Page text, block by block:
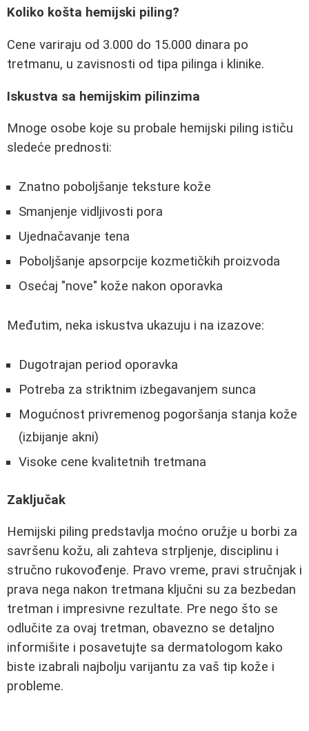
Koliko košta hemijski piling?
Cene variraju od 3.000 do 15.000 dinara po
tretmanu, u zavisnosti od tipa pilinga i klinike.
Iskustva sa hemijskim pilinzima
Mnoge osobe koje su probale hemijski piling ističu
sledeće prednosti:
Znatno poboljšanje teksture kože
Smanjenje vidljivosti pora
Ujednačavanje tena
Poboljšanje apsorpcije kozmetičkih proizvoda
Osećaj "nove" kože nakon oporavka
Međutim, neka iskustva ukazuju i na izazove:
Dugotrajan period oporavka
Potreba za striktnim izbegavanjem sunca
Mogućnost privremenog pogoršanja stanja kože
(izbijanje akni)
Visoke cene kvalitetnih tretmana
Zaključak
Hemijski piling predstavlja moćno oružje u borbi za
savršenu kožu, ali zahteva strpljenje, disciplinu i
stručno rukovođenje. Pravo vreme, pravi stručnjak i
prava nega nakon tretmana ključni su za bezbedan
tretman i impresivne rezultate. Pre nego što se
odlučite za ovaj tretman, obavezno se detaljno
informišite i posavetujte sa dermatologom kako
biste izabrali najbolju varijantu za vaš tip kože i
probleme.